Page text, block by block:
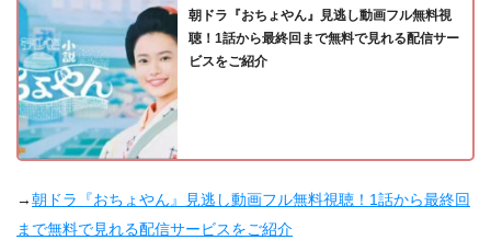
朝ドラ『おちょやん』見逃し動画フル無料視
聴！1話から最終回まで無料で見れる配信サー
ビスをご紹介
→朝ドラ『おちょやん』見逃し動画フル無料視聴！1話から最終回
まで無料で見れる配信サービスをご紹介